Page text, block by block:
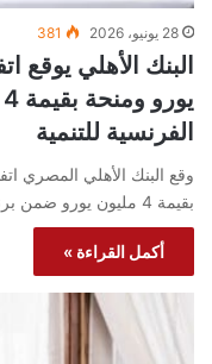
28 يونيو، 2026 381
الفرنسية للتنمية
بقيمة 4 مليون يورو ضمن برنامج التمويل الزراعي المستدام…
أكمل القراءة »